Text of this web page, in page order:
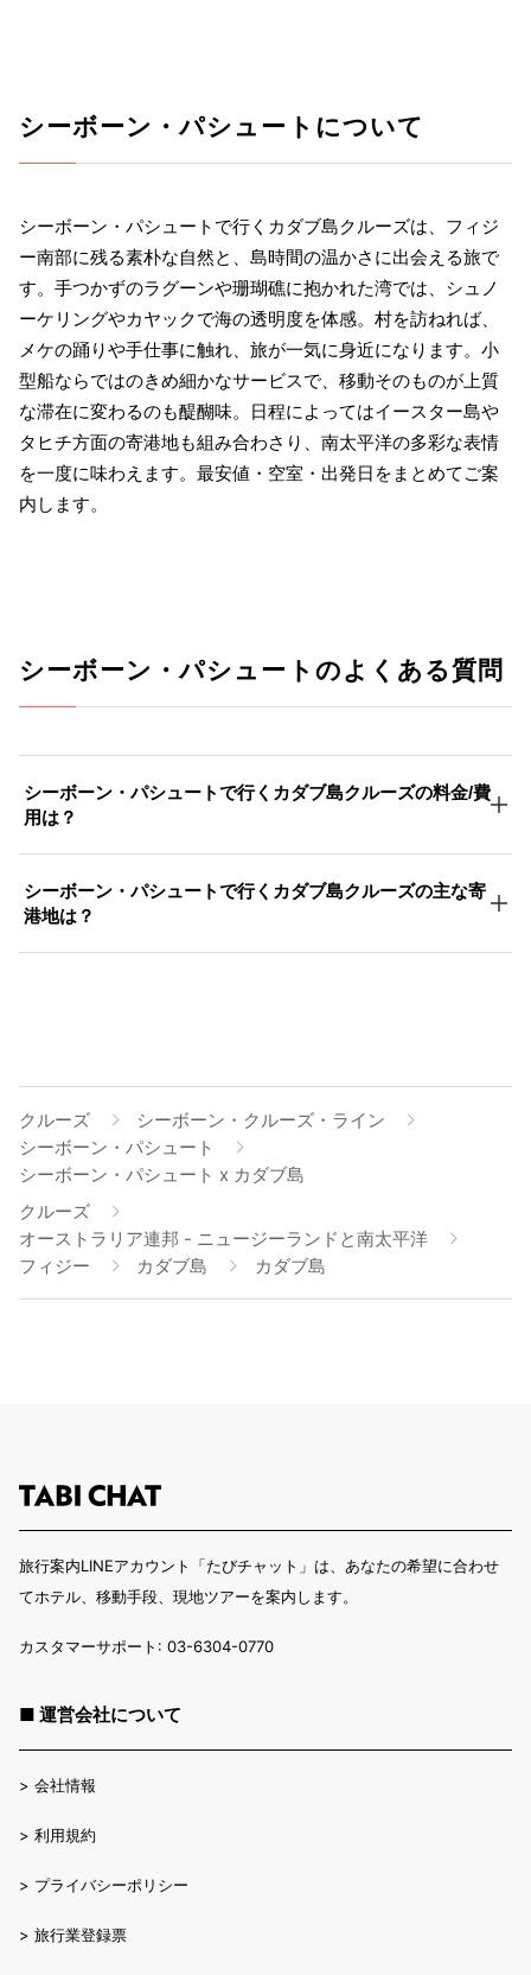
シーボーン・パシュートについて
シーボーン・パシュートで行くカダブ島クルーズは、フィジ
ー南部に残る素朴な自然と、島時間の温かさに出会える旅で
す。手つかずのラグーンや珊瑚礁に抱かれた湾では、シュノ
ーケリングやカヤックで海の透明度を体感。村を訪ねれば、
メケの踊りや手仕事に触れ、旅が一気に身近になります。小
型船ならではのきめ細かなサービスで、移動そのものが上質
な滞在に変わるのも醍醐味。日程によってはイースター島や
タヒチ方面の寄港地も組み合わさり、南太平洋の多彩な表情
を一度に味わえます。最安値・空室・出発日をまとめてご案
内します。
シーボーン・パシュートのよくある質問
シーボーン・パシュートで行くカダブ島クルーズの料金/費
用は？
シーボーン・パシュートで行くカダブ島クルーズの主な寄
港地は？
クルーズ
シーボーン・クルーズ・ライン
シーボーン・パシュート
シーボーン・パシュート x カダブ島
クルーズ
オーストラリア連邦 - ニュージーランドと南太平洋
フィジー
カダブ島 カダブ島
旅行案内LINEアカウント「たびチャット」は、あなたの希望に合わせ
てホテル、移動手段、現地ツアーを案内します。
カスタマーサポート: 03-6304-0770
■ 運営会社について
> 会社情報
> 利用規約
> プライバシーポリシー
> 旅行業登録票